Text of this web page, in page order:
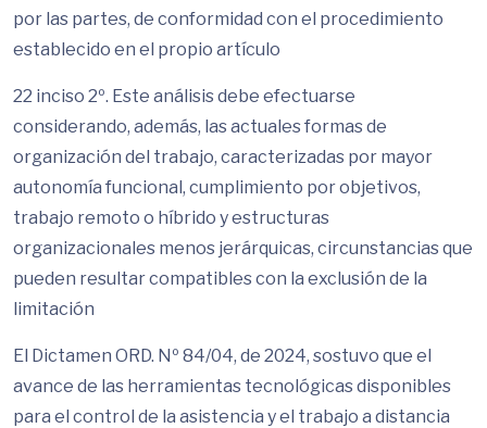
por las partes, de conformidad con el procedimiento
establecido en el propio artículo
22 inciso 2º. Este análisis debe efectuarse
considerando, además, las actuales formas de
organización del trabajo, caracterizadas por mayor
autonomía funcional, cumplimiento por objetivos,
trabajo remoto o híbrido y estructuras
organizacionales menos jerárquicas, circunstancias que
pueden resultar compatibles con la exclusión de la
limitación
El Dictamen ORD. Nº 84/04, de 2024, sostuvo que el
avance de las herramientas tecnológicas disponibles
para el control de la asistencia y el trabajo a distancia